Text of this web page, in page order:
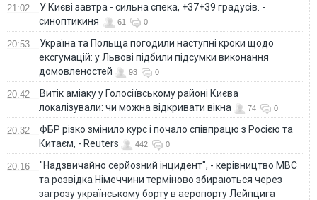
21:02
У Києві завтра - сильна спека, +37+39 градусів. -
синоптикиня
61 0
20:53
Україна та Польща погодили наступні кроки щодо
ексгумацій: у Львові підбили підсумки виконання
домовленостей
93 0
20:42
Витік аміаку у Голосіївському районі Києва
локалізували: чи можна відкривати вікна
74 0
20:32
ФБР різко змінило курс і почало співпрацю з Росією та
Китаєм, - Reuters
442 0
20:16
"Надзвичайно серйозний інцидент", - керівництво МВС
та розвідка Німеччини терміново збираються через
загрозу українському борту в аеропорту Лейпцига